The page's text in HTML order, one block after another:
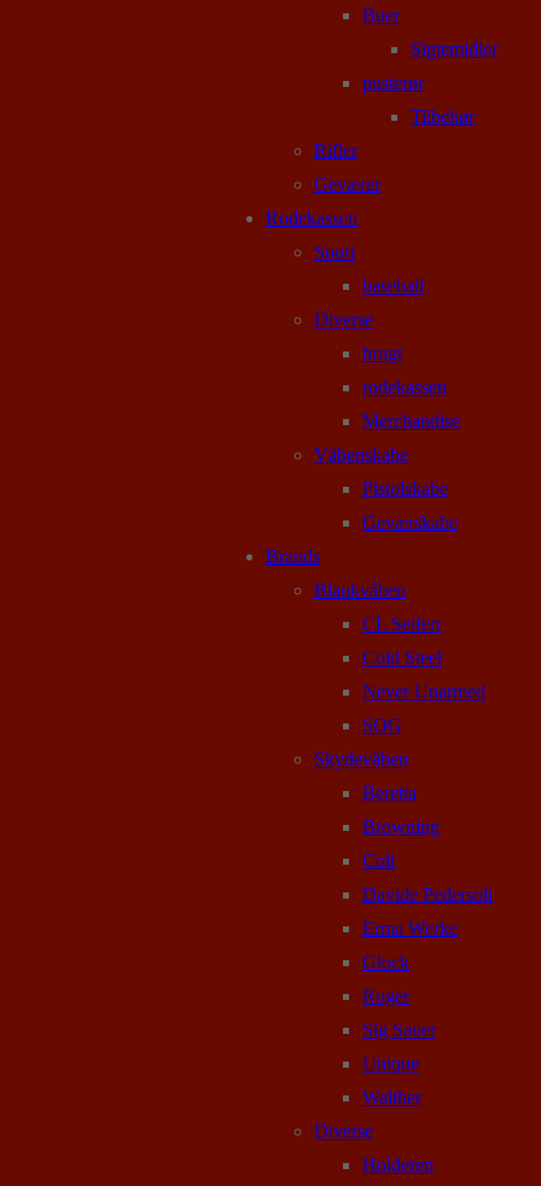
Buer
Sigtemidler
pusterør
Tilbehør
Rifler
Geværer
Rodekassen
Sport
baseball
Diverse
brugt
rodekassen
Merchandise
Våbenskabe
Pistolskabe
Geværskabe
Brands
Blankvåben
CL Seifert
Cold Steel
Never Unarmed
SOG
Skydevåben
Beretta
Browning
Colt
Davide Pedersoli
Erma Werke
Glock
Ruger
Sig Sauer
Unique
Walther
Diverse
Holderen